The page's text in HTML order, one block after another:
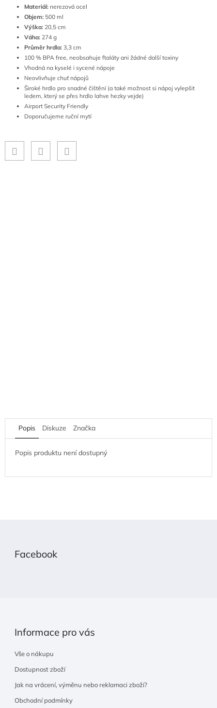
Materiál: nerezová ocel
Objem: 500 ml
Výška: 20,5 cm
Váha: 274 g
Průměr hrdla: 3,3 cm
100 % BPA free, neobsahuje ftaláty ani žádné další toxiny
Vhodná na kyselé i sycené nápoje
Neovlivňuje chuť nápojů
Široké hrdlo pro snadné čištění (a také možnost si nápoj vylepšit
ledem, který se přes hrdlo lahve hezky vejde)
Airport Security Friendly
Doporučujeme ruční mytí
Popis Diskuze Značka
Popis produktu není dostupný
Facebook
Informace pro vás
Vše o nákupu
Dostupnost zboží
Jak na vrácení, výměnu nebo reklamaci zboží?
Obchodní podmínky